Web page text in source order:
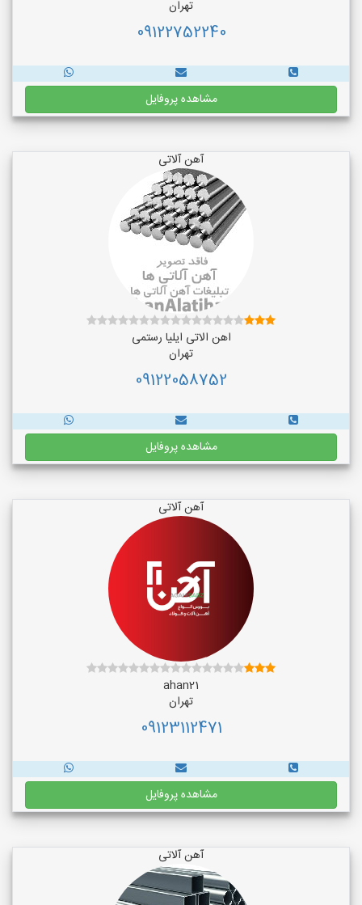
تهران
09122752240
مشاهده پروفایل
آهن آلاتی
اهن الاتی ایلیا رستمی
تهران
09122058752
مشاهده پروفایل
آهن آلاتی
ahan21
تهران
09123112471
مشاهده پروفایل
آهن آلاتی